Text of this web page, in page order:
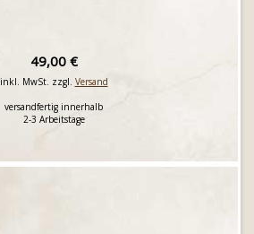
49,00 €
inkl. MwSt. zzgl. Versand
versandfertig innerhalb
2-3 Arbeitstage